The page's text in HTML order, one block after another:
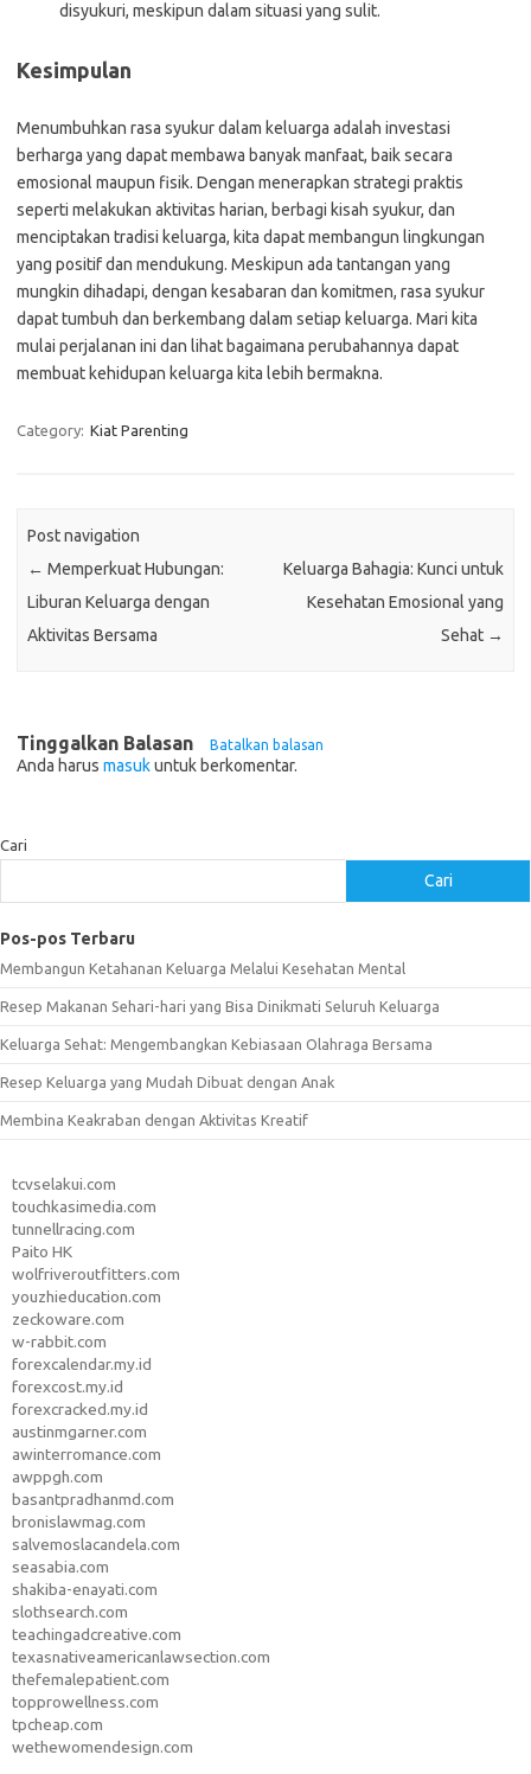
disyukuri, meskipun dalam situasi yang sulit.
Kesimpulan
Menumbuhkan rasa syukur dalam keluarga adalah investasi
berharga yang dapat membawa banyak manfaat, baik secara
emosional maupun fisik. Dengan menerapkan strategi praktis
seperti melakukan aktivitas harian, berbagi kisah syukur, dan
menciptakan tradisi keluarga, kita dapat membangun lingkungan
yang positif dan mendukung. Meskipun ada tantangan yang
mungkin dihadapi, dengan kesabaran dan komitmen, rasa syukur
dapat tumbuh dan berkembang dalam setiap keluarga. Mari kita
mulai perjalanan ini dan lihat bagaimana perubahannya dapat
membuat kehidupan keluarga kita lebih bermakna.
Category: Kiat Parenting
Post navigation
← Memperkuat Hubungan:
Liburan Keluarga dengan
Aktivitas Bersama
Keluarga Bahagia: Kunci untuk
Kesehatan Emosional yang
Sehat →
Tinggalkan Balasan Batalkan balasan
Anda harus masukuntuk berkomentar.
Cari
Cari
Pos-pos Terbaru
Membangun Ketahanan Keluarga Melalui Kesehatan Mental
Resep Makanan Sehari-hari yang Bisa Dinikmati Seluruh Keluarga
Keluarga Sehat: Mengembangkan Kebiasaan Olahraga Bersama
Resep Keluarga yang Mudah Dibuat dengan Anak
Membina Keakraban dengan Aktivitas Kreatif
tcvselakui.com
touchkasimedia.com
tunnellracing.com
Paito HK
wolfriveroutfitters.com
youzhieducation.com
zeckoware.com
w-rabbit.com
forexcalendar.my.id
forexcost.my.id
forexcracked.my.id
austinmgarner.com
awinterromance.com
awppgh.com
basantpradhanmd.com
bronislawmag.com
salvemoslacandela.com
seasabia.com
shakiba-enayati.com
slothsearch.com
teachingadcreative.com
texasnativeamericanlawsection.com
thefemalepatient.com
topprowellness.com
tpcheap.com
wethewomendesign.com